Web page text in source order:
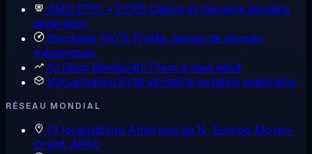
AMD EPYC + DDR5 Cœurs et mémoire dernière
génération
Stockage 100 % NVMeJamais de disques
mécaniques
10 Gbps Bandwidth Plans à haut débit
Virtualisation KVM Véritable isolation matérielle
RÉSEAU MONDIAL
13 localisations Amérique du N., Europe, Moyen-
Orient, APAC